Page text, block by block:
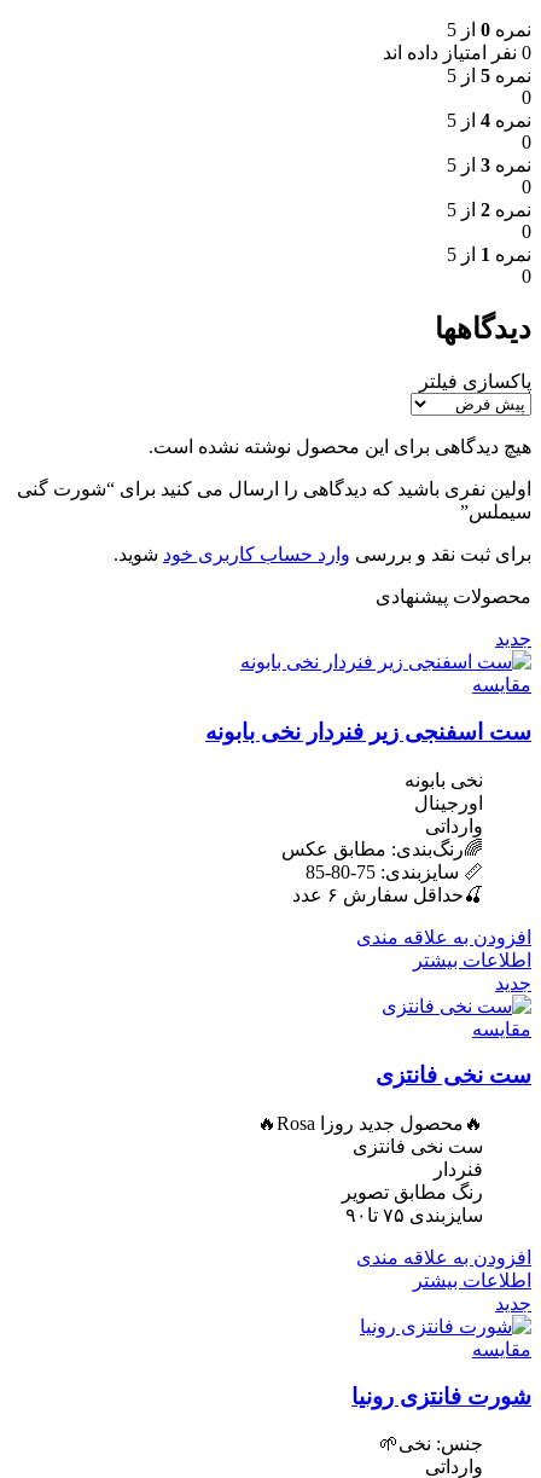
نمره 0 از 5
0 نفر امتیاز داده اند
نمره 5 از 5
0
نمره 4 از 5
0
نمره 3 از 5
0
نمره 2 از 5
0
نمره 1 از 5
0
دیدگاهها
پاکسازی فیلتر
هیچ دیدگاهی برای این محصول نوشته نشده است.
اولین نفری باشید که دیدگاهی را ارسال می کنید برای “شورت گنی
سیملس”
برای ثبت نقد و بررسی وارد حساب کاربری خود شوید.
محصولات پیشنهادی
جدید
مقایسه
ست اسفنجی زیر فنردار نخی بابونه
نخی بابونه
اورجینال
وارداتی
🌈رنگ‌بندی: مطابق عکس
📏 سایزبندی: 75-80-85
🍒حداقل سفارش ۶ عدد
افزودن به علاقه مندی
اطلاعات بیشتر
جدید
مقایسه
ست نخی فانتزی
🔥محصول جدید روزا Rosa🔥
ست نخی فانتزی
فنردار
رنگ مطابق تصویر
سایزبندی ۷۵ تا۹۰
افزودن به علاقه مندی
اطلاعات بیشتر
جدید
مقایسه
شورت فانتزی رونیا
جنس: نخی🌱
وارداتی